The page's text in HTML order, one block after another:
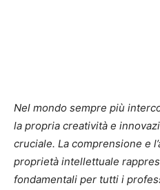
Nel mondo sempre più
la propria creatività e
cruciale. La comprensione e
proprietà intellettuale
fondamentali per tutti i